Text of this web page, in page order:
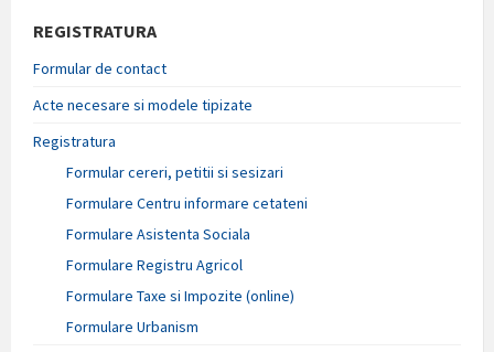
REGISTRATURA
Formular de contact
Acte necesare si modele tipizate
Registratura
Formular cereri, petitii si sesizari
Formulare Centru informare cetateni
Formulare Asistenta Sociala
Formulare Registru Agricol
Formulare Taxe si Impozite (online)
Formulare Urbanism